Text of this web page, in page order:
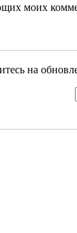
моих
на